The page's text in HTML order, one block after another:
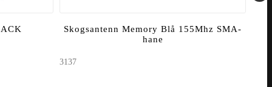
Skogsantenn Memory Blå 155Mhz SMA-
hane
3137